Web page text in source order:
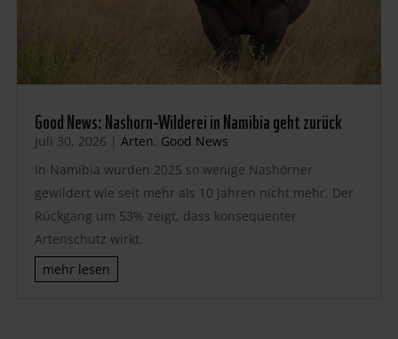
Good News: Nashorn-Wilderei in Namibia geht zurück
Juli 30, 2026 | Arten, Good News
In Namibia wurden 2025 so wenige Nashörner
gewildert wie seit mehr als 10 Jahren nicht mehr. Der
Rückgang um 53% zeigt, dass konsequenter
Artenschutz wirkt.
mehr lesen